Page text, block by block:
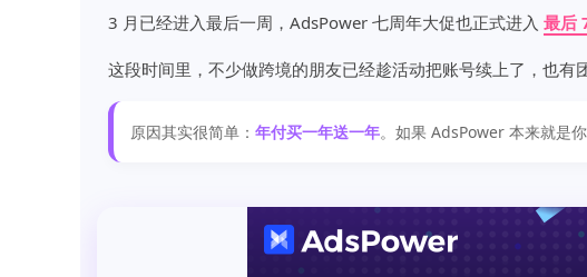
3 月已经进入最后一周，AdsPower 七周年大促也正式进入 最后
这段时间里，不少做跨境的朋友已经趁活动把账号续上了，也有
原因其实很简单： 年付买一年送一年。如果 AdsPower 本来就是